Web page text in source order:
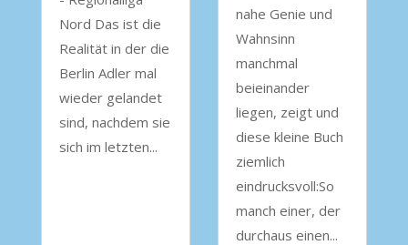
Nord Das ist die
Realität in der die
Berlin Adler mal
wieder gelandet
sind, nachdem sie
sich im letzten...
nahe Genie und
Wahnsinn
manchmal
beieinander
liegen, zeigt und
diese kleine Buch
ziemlich
eindrucksvoll:So
manch einer, der
durchaus einen...